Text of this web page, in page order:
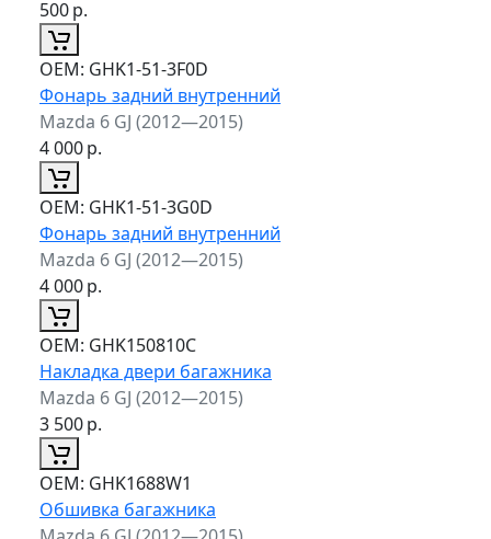
500р.
ОЕМ: GHK1-51-3F0D
Фонарь задний внутренний
Mazda 6 GJ (2012—2015)
4 000р.
ОЕМ: GHK1-51-3G0D
Фонарь задний внутренний
Mazda 6 GJ (2012—2015)
4 000р.
ОЕМ: GHK150810C
Накладка двери багажника
Mazda 6 GJ (2012—2015)
3 500р.
ОЕМ: GHK1688W1
Обшивка багажника